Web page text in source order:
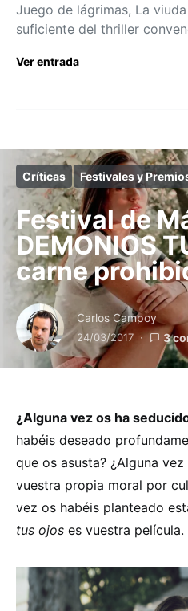
Juego de lágrimas, La
suficiente del thriller
Ver entrada
Críticas Festivales y
Festival de
DEMONIOS
carne
Carlos Campoy
24/03/2017 3
¿Alguna vez os ha
habéis deseado
que os asusta? ¿Alguna
vuestra propia moral por
vez os habéis planteado
tus ojos es vuestra película.